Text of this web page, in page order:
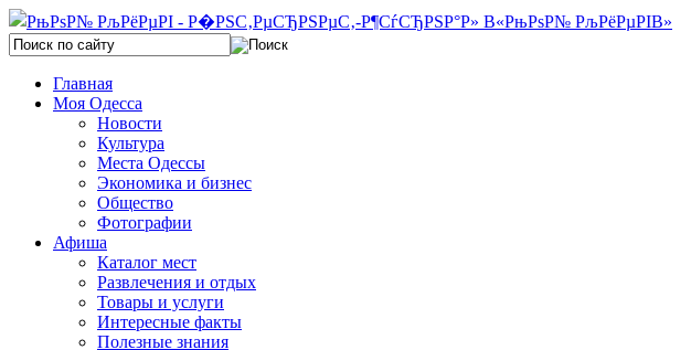
Главная
Моя Одесса
Новости
Культура
Места Одессы
Экономика и бизнес
Общество
Фотографии
Афиша
Каталог мест
Развлечения и отдых
Товары и услуги
Интересные факты
Полезные знания